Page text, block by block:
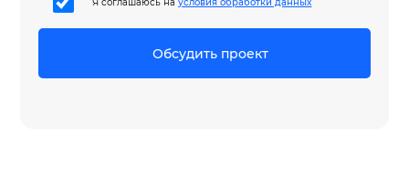
Я соглашаюсь наусловия обработки данных